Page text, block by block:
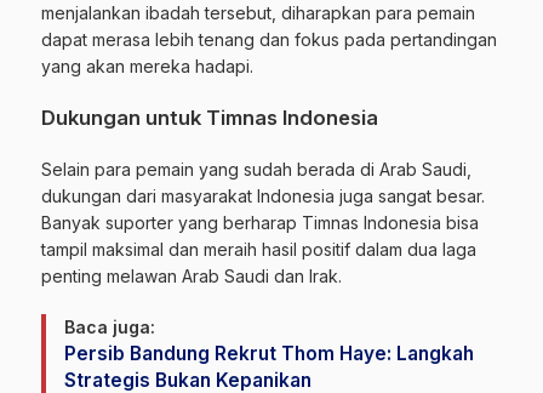
menjalankan ibadah tersebut, diharapkan para pemain
dapat merasa lebih tenang dan fokus pada pertandingan
yang akan mereka hadapi.
Dukungan untuk Timnas Indonesia
Selain para pemain yang sudah berada di Arab Saudi,
dukungan dari masyarakat Indonesia juga sangat besar.
Banyak suporter yang berharap Timnas Indonesia bisa
tampil maksimal dan meraih hasil positif dalam dua laga
penting melawan Arab Saudi dan Irak.
Baca juga:
Persib Bandung Rekrut Thom Haye: Langkah
Strategis Bukan Kepanikan